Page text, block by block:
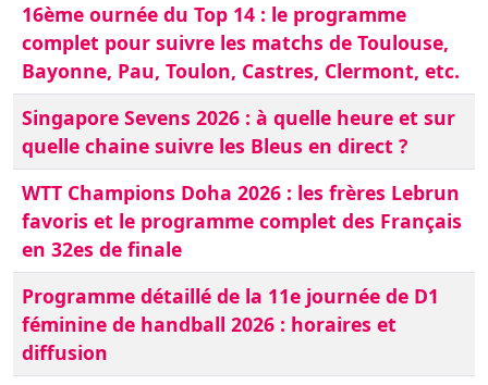
16ème ournée du Top 14 : le programme
complet pour suivre les matchs de Toulouse,
Bayonne, Pau, Toulon, Castres, Clermont, etc.
Singapore Sevens 2026 : à quelle heure et sur
quelle chaine suivre les Bleus en direct ?
WTT Champions Doha 2026 : les frères Lebrun
favoris et le programme complet des Français
en 32es de finale
Programme détaillé de la 11e journée de D1
féminine de handball 2026 : horaires et
diffusion